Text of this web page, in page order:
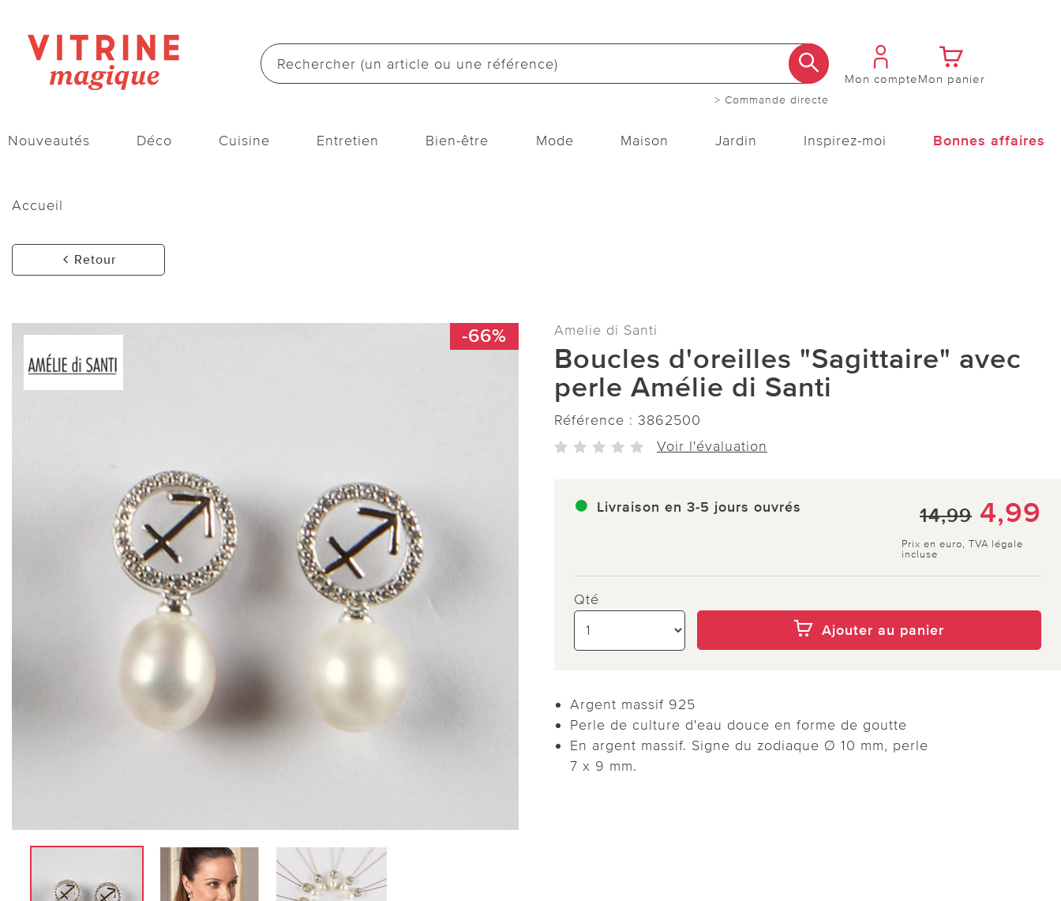
> Commande directe
Mon compteMon panier
Nouveautés Déco Cuisine Entretien Bien-être Mode Maison Jardin Inspirez-moi Bonnes affaires
Accueil
Retour
-66% Amelie di Santi
Boucles d'oreilles "Sagittaire" avec
perle Amélie di Santi
Référence : 3862500
Voir l'évaluation
Livraison en 3-5 jours ouvrés 14,99 4,99
Prix en euro, TVA légale
incluse
Qté
Ajouter au panier
Argent massif 925
Perle de culture d'eau douce en forme de goutte
En argent massif. Signe du zodiaque Ø 10 mm, perle
7 x 9 mm.